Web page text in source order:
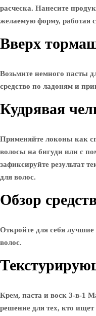
расческа. Нанесите
желаемую форму, работая
Вверх
Возьмите немного пасты
средство по ладоням и
Кудрявая
Применяйте локоны как
волосы на бигуди или с
зафиксируйте результат
для волос.
Обзор
Откройте для себя лучшие
волос.
Крем, паста и воск 3-в-1
решение для тех, кто